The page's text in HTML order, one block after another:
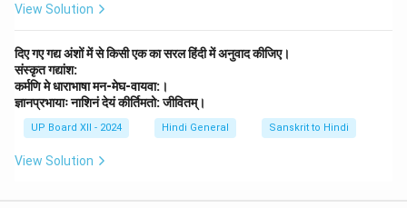
View Solution
दिए गए गद्य अंशों में से किसी एक का सरल हिंदी में अनुवाद कीजिए।
संस्कृत गद्यांश:
कर्मणि मे धाराभाषा मन-मेघ-वायवा:।
ज्ञानप्रभायाः नाशिनं देयं कीर्तिमतो: जीवितम्।
UP Board XII - 2024 Hindi General Sanskrit to Hindi
View Solution